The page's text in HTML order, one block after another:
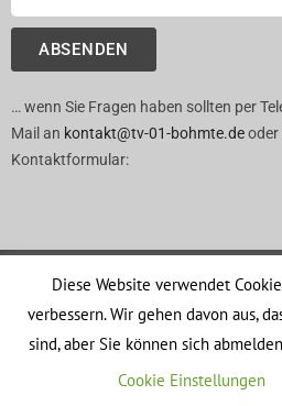
ABSENDEN
… wenn Sie Fragen haben sollten per
Mail an kontakt@tv-01-bohmte.deoder
Kontaktformular:
Zur Ovelgönne 19 |
Copyright © 2020 – TV
Diese Website verwendet
verbessern. Wir gehen davon aus,
sind, aber Sie können sich
Cookie Einstellungen